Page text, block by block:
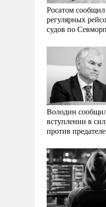
Росатом сообщил
регулярных
судов по
Володин
вступлении в
против